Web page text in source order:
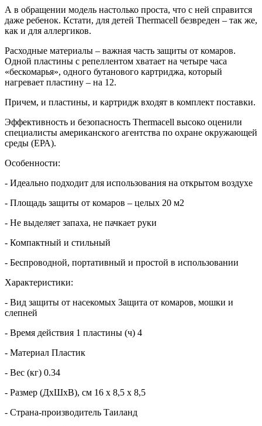
А в обращении модель настолько проста, что с ней справится
даже ребенок. Кстати, для детей Thermacell безвреден – так же,
как и для аллергиков.
Расходные материалы – важная часть защиты от комаров.
Одной пластины с репеллентом хватает на четыре часа
«бескомарья», одного бутанового картриджа, который
нагревает пластину – на 12.
Причем, и пластины, и картридж входят в комплект поставки.
Эффективность и безопасность Thermacell высоко оценили
специалисты американского агентства по охране окружающей
среды (ЕРА).
Особенности:
- Идеально подходит для использования на открытом воздухе
- Площадь защиты от комаров – целых 20 м2
- Не выделяет запаха, не пачкает руки
- Компактный и стильный
- Беспроводной, портативный и простой в использовании
Характеристики:
- Вид защиты от насекомых Защита от комаров, мошки и
слепней
- Время действия 1 пластины (ч) 4
- Материал Пластик
- Вес (кг) 0.34
- Размер (ДхШхВ), см 16 х 8,5 х 8,5
- Страна-производитель Таиланд